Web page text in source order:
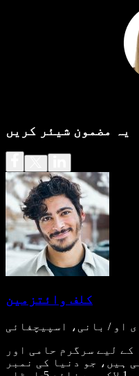
یہ مضمون شیئر کریں
کلف وائتزمین
او / بانی، اسپیچفائی
لیے سرگرم حامی اور
ہیں، جو دنیا کی نمبر